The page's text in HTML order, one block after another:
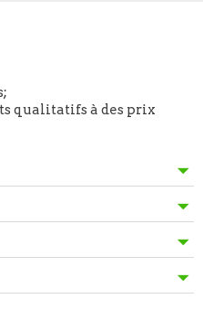
qualitatifs à des prix